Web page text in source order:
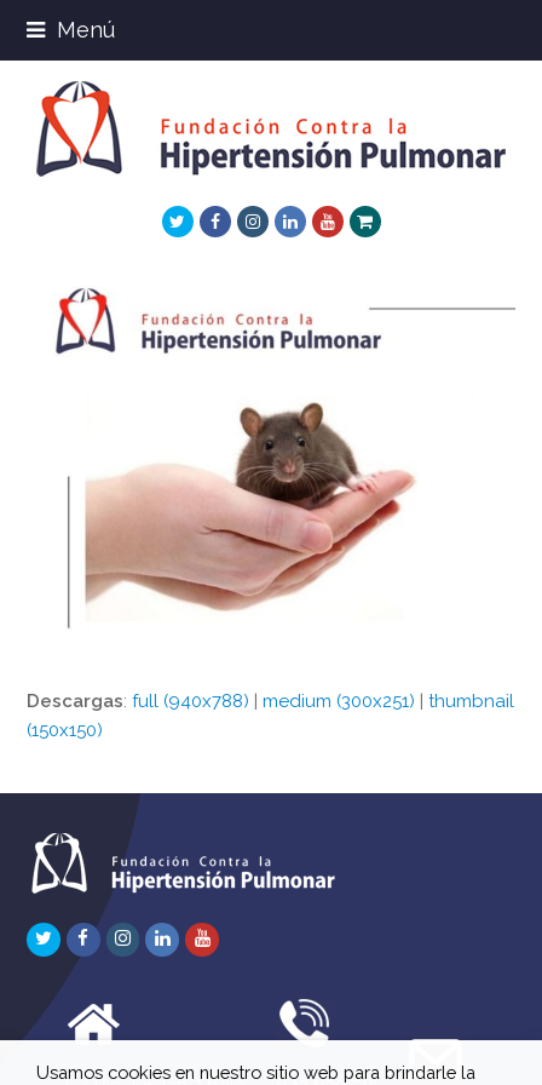
Menú
TwitterFacebookInstagram
LinkedInYoutube
Xing
Descargas:full (940x788) |medium (300x251) |thumbnail
(150x150)
TwitterFacebook
Instagram
LinkedInYoutube
Usamos cookies en nuestro sitio web para brindarle la